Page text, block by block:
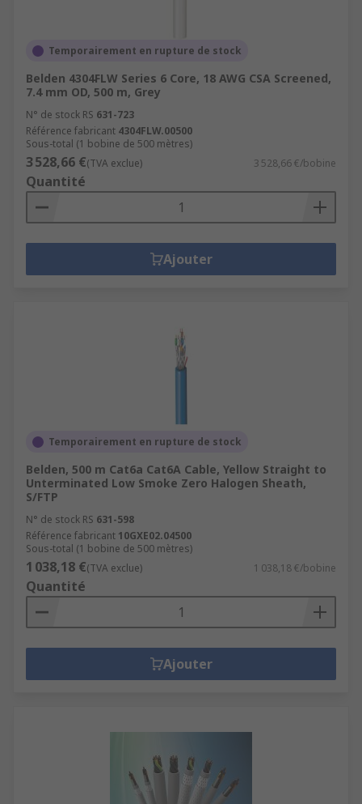
Temporairement en rupture de stock
Belden 4304FLW Series 6 Core, 18 AWG CSA Screened,
7.4 mm OD, 500 m, Grey
N° de stock RS 631-723
Référence fabricant 4304FLW.00500
Sous-total (1 bobine de 500 mètres)
3 528,66 €(TVA exclue) 3 528,66 €/bobine
Quantité
Ajouter
Temporairement en rupture de stock
Belden, 500 m Cat6a Cat6A Cable, Yellow Straight to
Unterminated Low Smoke Zero Halogen Sheath,
S/FTP
N° de stock RS 631-598
Référence fabricant 10GXE02.04500
Sous-total (1 bobine de 500 mètres)
1 038,18 €(TVA exclue) 1 038,18 €/bobine
Quantité
Ajouter